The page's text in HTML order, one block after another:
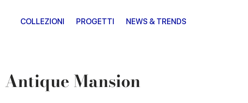
COLLEZIONI PROGETTI NEWS & TRENDS
Antique Mansion